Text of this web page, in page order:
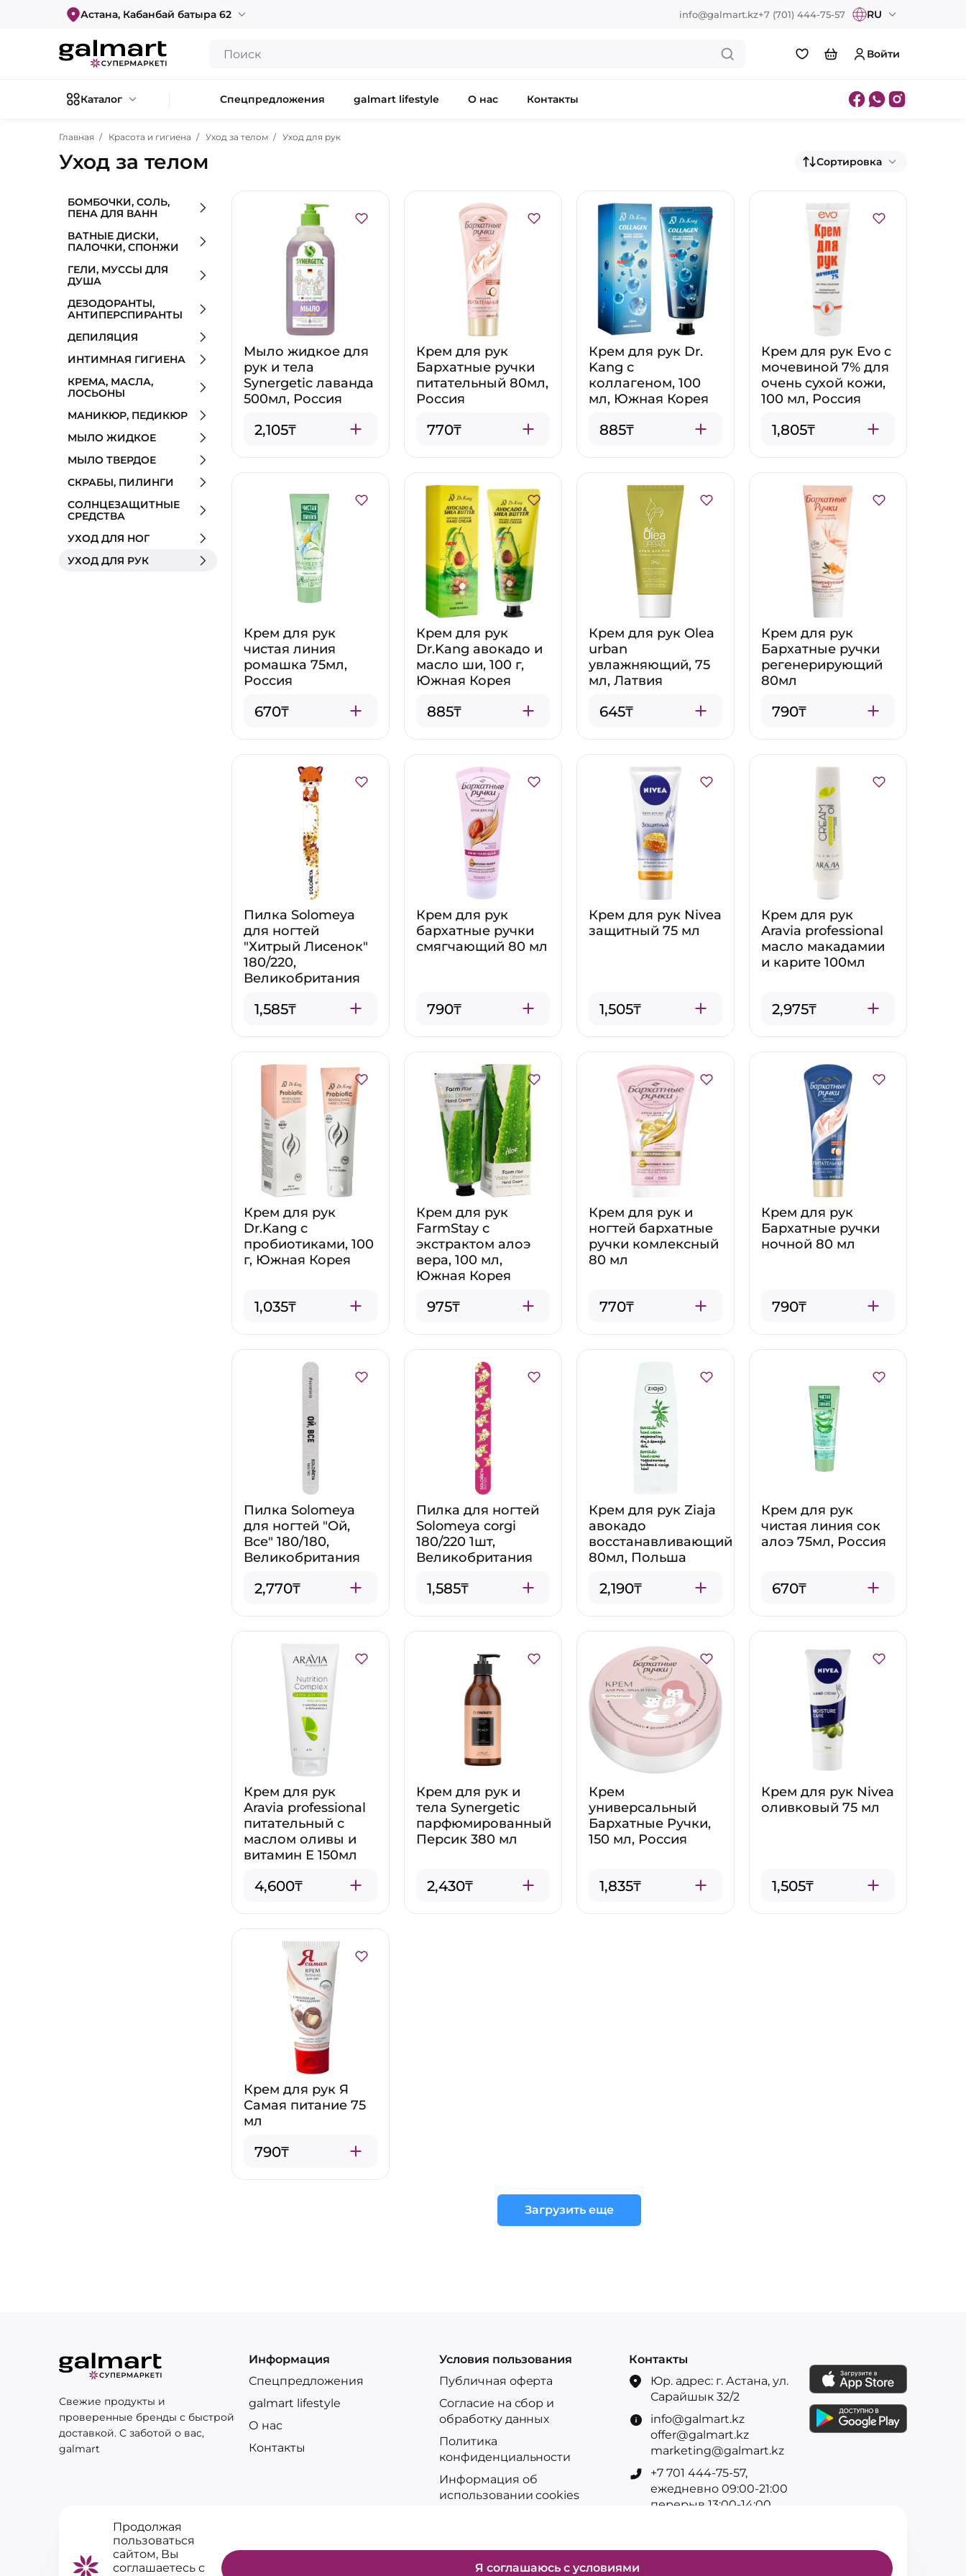
Астана, Кабанбай батыра 62 info@galmart.kz+7 (701) 444-75-57 RU
Войти
Каталог Спецпредложения galmart lifestyle О нас Контакты
Главная Красота и гигиена Уход за телом Уход для рук
Уход за телом Сортировка
БОМБОЧКИ, СОЛЬ,
ПЕНА ДЛЯ ВАНН
ВАТНЫЕ ДИСКИ,
ПАЛОЧКИ, СПОНЖИ
ГЕЛИ, МУССЫ ДЛЯ
ДУША
ДЕЗОДОРАНТЫ,
АНТИПЕРСПИРАНТЫ
ДЕПИЛЯЦИЯ
ИНТИМНАЯ ГИГИЕНА
КРЕМА, МАСЛА,
ЛОСЬОНЫ
МАНИКЮР, ПЕДИКЮР
МЫЛО ЖИДКОЕ
МЫЛО ТВЕРДОЕ
СКРАБЫ, ПИЛИНГИ
СОЛНЦЕЗАЩИТНЫЕ
СРЕДСТВА
УХОД ДЛЯ НОГ
УХОД ДЛЯ РУК
Мыло жидкое для
рук и тела
Synergetic лаванда
500мл, Россия
2,105₸
Крем для рук
Бархатные ручки
питательный 80мл,
Россия
770₸
Крем для рук Dr.
Kang с
коллагеном, 100
мл, Южная Корея
885₸
Крем для рук Evo с
мочевиной 7% для
очень сухой кожи,
100 мл, Россия
1,805₸
Крем для рук
чистая линия
ромашка 75мл,
Россия
670₸
Крем для рук
Dr.Kang авокадо и
масло ши, 100 г,
Южная Корея
885₸
Крем для рук Olea
urban
увлажняющий, 75
мл, Латвия
645₸
Крем для рук
Бархатные ручки
регенерирующий
80мл
790₸
Пилка Solomeya
для ногтей
"Хитрый Лисенок"
180/220,
Великобритания
1,585₸
Крем для рук
бархатные ручки
смягчающий 80 мл
790₸
Крем для рук Nivea
защитный 75 мл
1,505₸
Крем для рук
Aravia professional
масло макадамии
и карите 100мл
2,975₸
Крем для рук
Dr.Kang с
пробиотиками, 100
г, Южная Корея
1,035₸
Крем для рук
FarmStay с
экстрактом алоэ
вера, 100 мл,
Южная Корея
975₸
Крем для рук и
ногтей бархатные
ручки комлексный
80 мл
770₸
Крем для рук
Бархатные ручки
ночной 80 мл
790₸
Пилка Solomeya
для ногтей "Ой,
Все" 180/180,
Великобритания
2,770₸
Пилка для ногтей
Solomeya corgi
180/220 1шт,
Великобритания
1,585₸
Крем для рук Ziaja
авокадо
восстанавливающий
80мл, Польша
2,190₸
Крем для рук
чистая линия сок
алоэ 75мл, Россия
670₸
Крем для рук
Aravia professional
питательный с
маслом оливы и
витамин Е 150мл
4,600₸
Крем для рук и
тела Synergetic
парфюмированный
Персик 380 мл
2,430₸
Крем
универсальный
Бархатные Ручки,
150 мл, Россия
1,835₸
Крем для рук Nivea
оливковый 75 мл
1,505₸
Крем для рук Я
Самая питание 75
мл
790₸
Загрузить еще
Продолжая
пользоваться
сайтом, Вы
соглашаетесь с
Я соглашаюсь с условиями
Свежие продукты и
проверенные бренды с быстрой
доставкой. С заботой о вас,
galmart
Информация
Спецпредложения
galmart lifestyle
О нас
Контакты
Условия пользования
Публичная оферта
Согласие на сбор и
обработку данных
Политика
конфиденциальности
Информация об
использовании cookies
Контакты
Юр. адрес: г. Астана, ул.
Сарайшык 32/2
info@galmart.kz
offer@galmart.kz
marketing@galmart.kz
+7 701 444-75-57,
ежедневно 09:00-21:00
перерыв 13:00-14:00